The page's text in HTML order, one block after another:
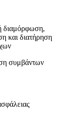
διαμόρφωση,
και διατήρηση
συμβάντων